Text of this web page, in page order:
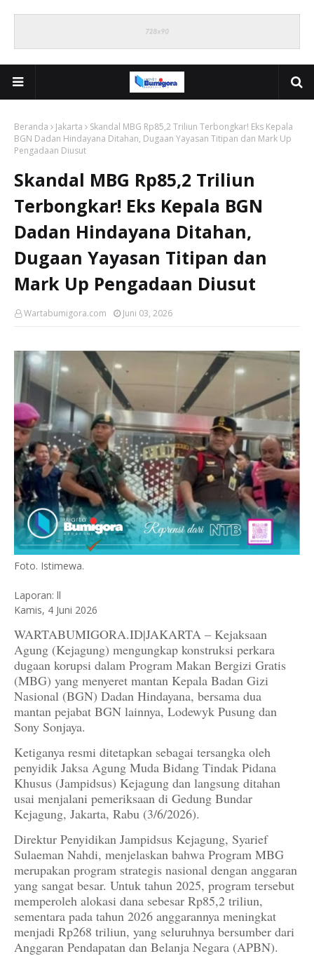
Beranda Jakarta
Skandal MBG Rp85,2 Triliun Terbongkar! Eks Kepala
BGN Dadan Hindayana Ditahan, Dugaan Yayasan Titipan dan Mark Up
Pengadaan Diusut
Skandal MBG Rp85,2 Triliun
Terbongkar! Eks Kepala BGN
Dadan Hindayana Ditahan,
Dugaan Yayasan Titipan dan
Mark Up Pengadaan Diusut
Wartabumigora.com Juni 03, 2026
Foto. Istimewa.
Laporan: ll
Kamis, 4 Juni 2026
WARTABUMIGORA.ID|JAKARTA – Kejaksaan
Agung (Kejagung) mengungkap konstruksi perkara
dugaan korupsi dalam Program Makan Bergizi Gratis
(MBG) yang menyeret mantan Kepala Badan Gizi
Nasional (BGN) Dadan Hindayana, bersama dua
mantan pejabat BGN lainnya, Lodewyk Pusung dan
Sony Sonjaya.
Ketiganya resmi ditetapkan sebagai tersangka oleh
penyidik Jaksa Agung Muda Bidang Tindak Pidana
Khusus (Jampidsus) Kejagung dan langsung ditahan
usai menjalani pemeriksaan di Gedung Bundar
Kejagung, Jakarta, Rabu (3/6/2026).
Direktur Penyidikan Jampidsus Kejagung, Syarief
Sulaeman Nahdi, menjelaskan bahwa Program MBG
merupakan program strategis nasional dengan anggaran
yang sangat besar. Untuk tahun 2025, program tersebut
memperoleh alokasi dana sebesar Rp85,2 triliun,
sementara pada tahun 2026 anggarannya meningkat
menjadi Rp268 triliun, yang seluruhnya bersumber dari
Anggaran Pendapatan dan Belanja Negara (APBN).